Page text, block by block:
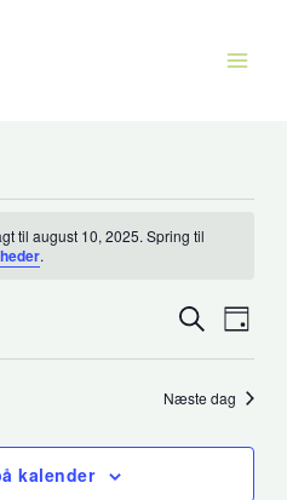
til august 10, 2025. Spring til
.
visninger
Navigation
Søg
Dag
Næste dag
kalender